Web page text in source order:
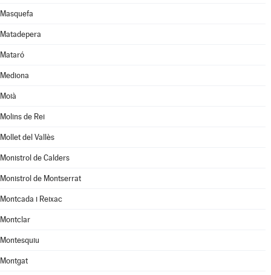
Masquefa
Matadepera
Mataró
Mediona
Moià
Molins de Rei
Mollet del Vallès
Monistrol de Calders
Monistrol de Montserrat
Montcada i Reixac
Montclar
Montesquiu
Montgat